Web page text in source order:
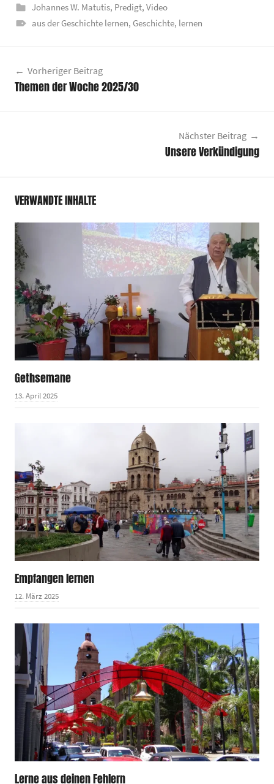
Johannes W. Matutis, Predigt, Video
aus der Geschichte lernen, Geschichte, lernen
Vorheriger Beitrag
Themen der Woche 2025/30
Nächster Beitrag
Unsere Verkündigung
VERWANDTE INHALTE
Gethsemane
13. April 2025
Empfangen lernen
12. März 2025
Lerne aus deinen Fehlern